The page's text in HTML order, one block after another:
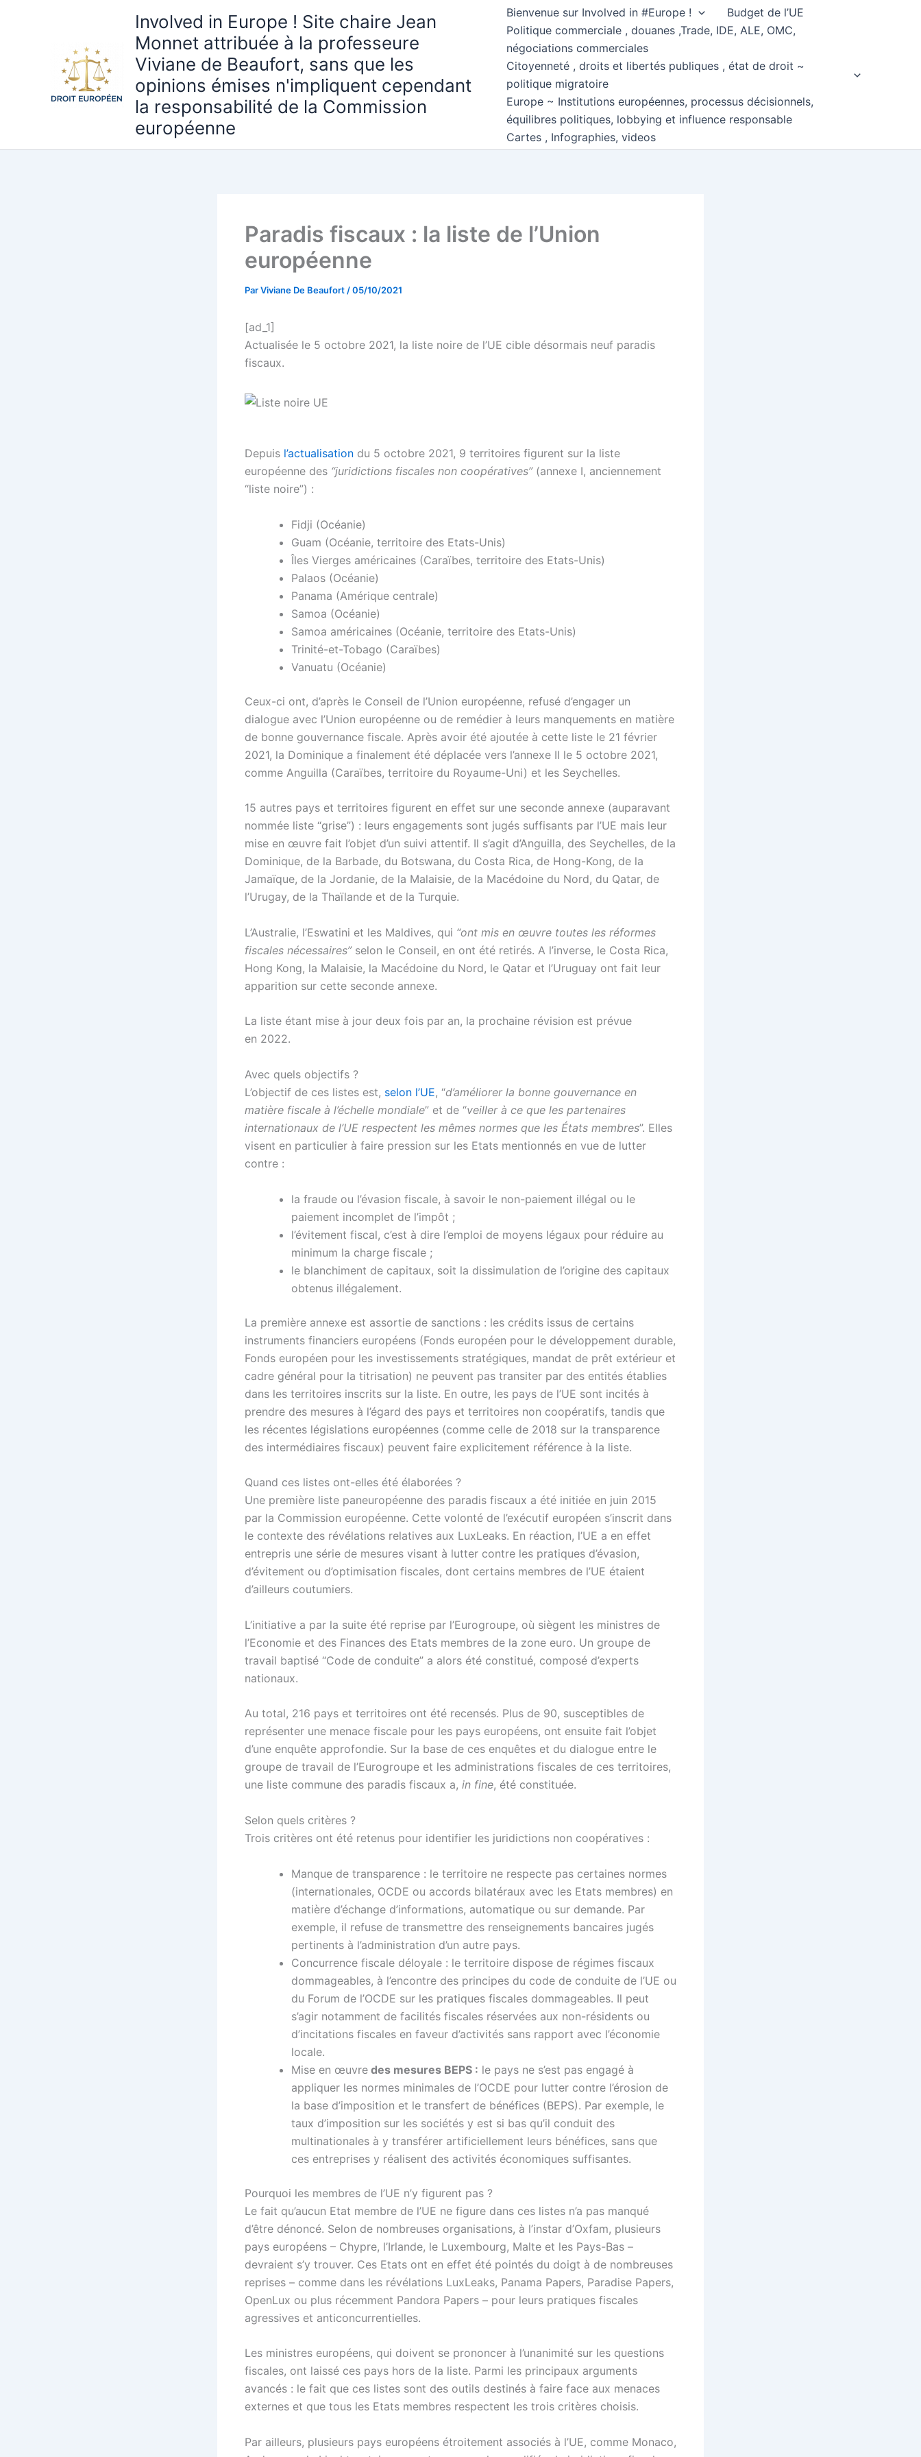
Involved in Europe ! Site chaire Jean
Monnet attribuée à la professeure
Viviane de Beaufort, sans que les
opinions émises n'impliquent cependant
la responsabilité de la Commission
européenne
Bienvenue sur Involved in #Europe !
Budget de l’UE
Politique commerciale , douanes ,Trade, IDE, ALE, OMC,
négociations commerciales
Citoyenneté , droits et libertés publiques , état de droit ~
politique migratoire
Europe ~ Institutions européennes, processus décisionnels,
équilibres politiques, lobbying et influence responsable
Cartes , Infographies, videos
Paradis fiscaux : la liste de l’Union
européenne
ParViviane De Beaufort /05/10/2021
[ad_1]
Actualisée le 5 octobre 2021, la liste noire de l’UE cible désormais neuf paradis
fiscaux.
Depuis l’actualisation du 5 octobre 2021, 9 territoires figurent sur la liste
européenne des “juridictions fiscales non coopératives”(annexe I, anciennement
“liste noire”) :
Fidji (Océanie)
Guam (Océanie, territoire des Etats-Unis)
Îles Vierges américaines (Caraïbes, territoire des Etats-Unis)
Palaos (Océanie)
Panama (Amérique centrale)
Samoa (Océanie)
Samoa américaines (Océanie, territoire des Etats-Unis)
Trinité-et-Tobago (Caraïbes)
Vanuatu (Océanie)
Ceux-ci ont, d’après le Conseil de l’Union européenne, refusé d’engager un
dialogue avec l’Union européenne ou de remédier à leurs manquements en matière
de bonne gouvernance fiscale. Après avoir été ajoutée à cette liste le 21 février
2021, la Dominique a finalement été déplacée vers l’annexe II le 5 octobre 2021,
comme Anguilla (Caraïbes, territoire du Royaume-Uni) et les Seychelles.
15 autres pays et territoires figurent en effet sur une seconde annexe (auparavant
nommée liste “grise”) : leurs engagements sont jugés suffisants par l’UE mais leur
mise en œuvre fait l’objet d’un suivi attentif. Il s’agit d’Anguilla, des Seychelles, de la
Dominique, de la Barbade, du Botswana, du Costa Rica, de Hong-Kong, de la
Jamaïque, de la Jordanie, de la Malaisie, de la Macédoine du Nord, du Qatar, de
l’Urugay, de la Thaïlande et de la Turquie.
L’Australie, l’Eswatini et les Maldives, qui “ont mis en œuvre toutes les réformes
fiscales nécessaires”selon le Conseil, en ont été retirés. A l’inverse, le Costa Rica,
Hong Kong, la Malaisie, la Macédoine du Nord, le Qatar et l’Uruguay ont fait leur
apparition sur cette seconde annexe.
La liste étant mise à jour deux fois par an, la prochaine révision est prévue
en 2022.
Avec quels objectifs ?
L’objectif de ces listes est, selon l’UE, “d’améliorer la bonne gouvernance en
matière fiscale à l’échelle mondiale” et de “veiller à ce que les partenaires
internationaux de l’UE respectent les mêmes normes que les États membres”. Elles
visent en particulier à faire pression sur les Etats mentionnés en vue de lutter
contre :
la fraude ou l’évasion fiscale, à savoir le non-paiement illégal ou le
paiement incomplet de l’impôt ;
l’évitement fiscal, c’est à dire l’emploi de moyens légaux pour réduire au
minimum la charge fiscale ;
le blanchiment de capitaux, soit la dissimulation de l’origine des capitaux
obtenus illégalement.
La première annexe est assortie de sanctions : les crédits issus de certains
instruments financiers européens (Fonds européen pour le développement durable,
Fonds européen pour les investissements stratégiques, mandat de prêt extérieur et
cadre général pour la titrisation) ne peuvent pas transiter par des entités établies
dans les territoires inscrits sur la liste. En outre, les pays de l’UE sont incités à
prendre des mesures à l’égard des pays et territoires non coopératifs, tandis que
les récentes législations européennes (comme celle de 2018 sur la transparence
des intermédiaires fiscaux) peuvent faire explicitement référence à la liste.
Quand ces listes ont-elles été élaborées ?
Une première liste paneuropéenne des paradis fiscaux a été initiée en juin 2015
par la Commission européenne. Cette volonté de l’exécutif européen s’inscrit dans
le contexte des révélations relatives aux LuxLeaks. En réaction, l’UE a en effet
entrepris une série de mesures visant à lutter contre les pratiques d’évasion,
d’évitement ou d’optimisation fiscales, dont certains membres de l’UE étaient
d’ailleurs coutumiers.
L’initiative a par la suite été reprise par l’Eurogroupe, où siègent les ministres de
l’Economie et des Finances des Etats membres de la zone euro. Un groupe de
travail baptisé “Code de conduite” a alors été constitué, composé d’experts
nationaux.
Au total, 216 pays et territoires ont été recensés. Plus de 90, susceptibles de
représenter une menace fiscale pour les pays européens, ont ensuite fait l’objet
d’une enquête approfondie. Sur la base de ces enquêtes et du dialogue entre le
groupe de travail de l’Eurogroupe et les administrations fiscales de ces territoires,
une liste commune des paradis fiscaux a, in fine, été constituée.
Selon quels critères ?
Trois critères ont été retenus pour identifier les juridictions non coopératives :
Manque de transparence : le territoire ne respecte pas certaines normes
(internationales, OCDE ou accords bilatéraux avec les Etats membres) en
matière d’échange d’informations, automatique ou sur demande. Par
exemple, il refuse de transmettre des renseignements bancaires jugés
pertinents à l’administration d’un autre pays.
Concurrence fiscale déloyale : le territoire dispose de régimes fiscaux
dommageables, à l’encontre des principes du code de conduite de l’UE ou
du Forum de l’OCDE sur les pratiques fiscales dommageables. Il peut
s’agir notamment de facilités fiscales réservées aux non-résidents ou
d’incitations fiscales en faveur d’activités sans rapport avec l’économie
locale.
Mise en œuvre des mesures BEPS : le pays ne s’est pas engagé à
appliquer les normes minimales de l’OCDE pour lutter contre l’érosion de
la base d’imposition et le transfert de bénéfices (BEPS). Par exemple, le
taux d’imposition sur les sociétés y est si bas qu’il conduit des
multinationales à y transférer artificiellement leurs bénéfices, sans que
ces entreprises y réalisent des activités économiques suffisantes.
Pourquoi les membres de l’UE n’y figurent pas ?
Le fait qu’aucun Etat membre de l’UE ne figure dans ces listes n’a pas manqué
d’être dénoncé. Selon de nombreuses organisations, à l’instar d’Oxfam, plusieurs
pays européens – Chypre, l’Irlande, le Luxembourg, Malte et les Pays-Bas –
devraient s’y trouver. Ces Etats ont en effet été pointés du doigt à de nombreuses
reprises – comme dans les révélations LuxLeaks, Panama Papers, Paradise Papers,
OpenLux ou plus récemment Pandora Papers – pour leurs pratiques fiscales
agressives et anticoncurrentielles.
Les ministres européens, qui doivent se prononcer à l’unanimité sur les questions
fiscales, ont laissé ces pays hors de la liste. Parmi les principaux arguments
avancés : le fait que ces listes sont des outils destinés à faire face aux menaces
externes et que tous les Etats membres respectent les trois critères choisis.
Par ailleurs, plusieurs pays européens étroitement associés à l’UE, comme Monaco,